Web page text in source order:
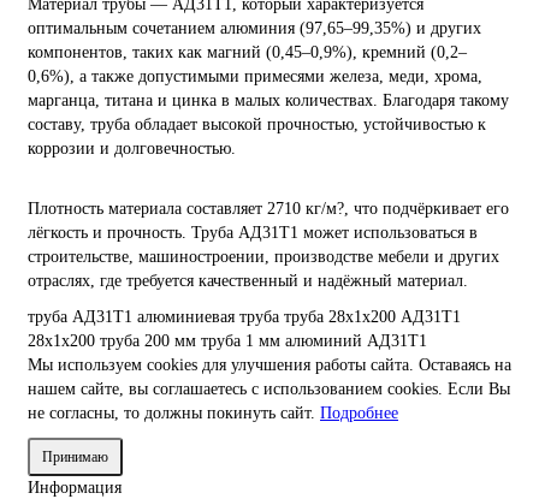
Материал трубы — АД31Т1, который характеризуется
оптимальным сочетанием алюминия (97,65–99,35%) и других
компонентов, таких как магний (0,45–0,9%), кремний (0,2–
0,6%), а также допустимыми примесями железа, меди, хрома,
марганца, титана и цинка в малых количествах. Благодаря такому
составу, труба обладает высокой прочностью, устойчивостью к
коррозии и долговечностью.
Плотность материала составляет 2710 кг/м?, что подчёркивает его
лёгкость и прочность. Труба АД31Т1 может использоваться в
строительстве, машиностроении, производстве мебели и других
отраслях, где требуется качественный и надёжный материал.
труба АД31Т1 алюминиевая труба труба 28х1х200 АД31Т1
28х1х200 труба 200 мм труба 1 мм алюминий АД31Т1
Мы используем cookies для улучшения работы сайта. Оставаясь на
нашем сайте, вы соглашаетесь с использованием cookies. Если Вы
не согласны, то должны покинуть сайт. Подробнее
Принимаю
Информация